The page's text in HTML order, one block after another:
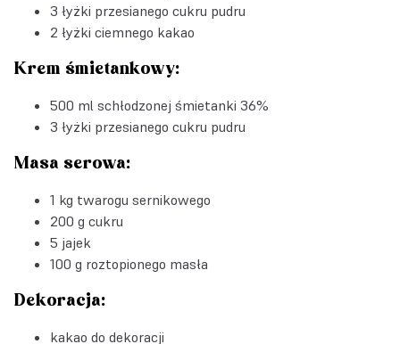
3 łyżki przesianego cukru pudru
2 łyżki ciemnego kakao
Krem śmietankowy:
500 ml schłodzonej śmietanki 36%
3 łyżki przesianego cukru pudru
Masa serowa:
1 kg twarogu sernikowego
200 g cukru
5 jajek
100 g roztopionego masła
Dekoracja:
kakao do dekoracji